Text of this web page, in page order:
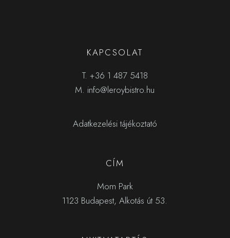
KAPCSOLAT
T. +36 1 487 5418
M. info@leroybistro.hu
Adatkezelési tájékoztató
CÍM
Mom Park
1123 Budapest, Alkotás út 53.